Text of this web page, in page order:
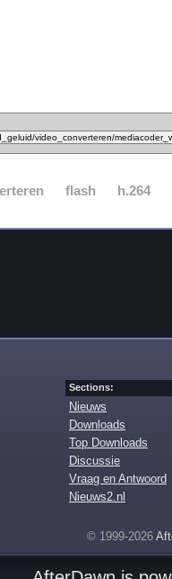
flash h.264
Sections:
Nieuws
Downloads
Top Downloads
Discussie
Vraag en Antwoord
Nieuws2.nl
© 1999-2026